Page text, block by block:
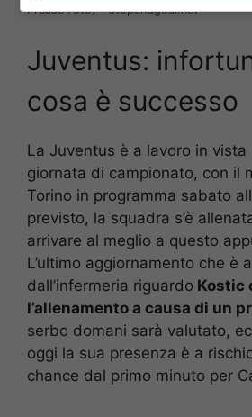
Presse Foto) – stopandgoal.net
Juventus:
cosa è successo
La Juventus è a lavoro in vista
giornata di campionato, con il
Torino in programma sabato
previsto, la squadra s’è
arrivare al meglio a questo
L’ultimo aggiornamento che è
dall’infermeria riguardo Kostic
l’allenamento a causa di un
serbo domani sarà valutato,
oggi la sua presenza è a
chance dal primo minuto per